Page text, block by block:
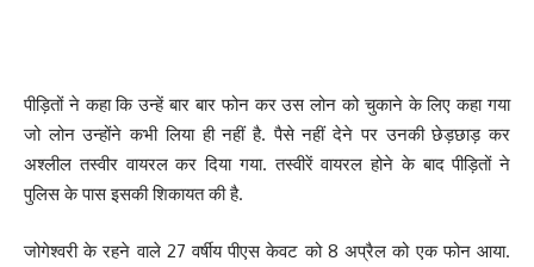
पीड़ितों ने कहा कि उन्हें बार बार फोन कर उस लोन को चुकाने के लिए कहा गया
जो लोन उन्होंने कभी लिया ही नहीं है. पैसे नहीं देने पर उनकी छेड़छाड़ कर
अश्लील तस्वीर वायरल कर दिया गया. तस्वीरें वायरल होने के बाद पीड़ितों ने
पुलिस के पास इसकी शिकायत की है.
जोगेश्वरी के रहने वाले 27 वर्षीय पीएस केवट को 8 अप्रैल को एक फोन आया.